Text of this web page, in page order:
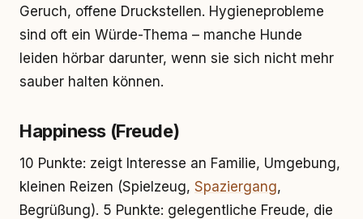
Geruch, offene Druckstellen. Hygieneprobleme
sind oft ein Würde-Thema – manche Hunde
leiden hörbar darunter, wenn sie sich nicht mehr
sauber halten können.
Happiness (Freude)
10 Punkte: zeigt Interesse an Familie, Umgebung,
kleinen Reizen (Spielzeug, Spaziergang,
Begrüßung). 5 Punkte: gelegentliche Freude, die